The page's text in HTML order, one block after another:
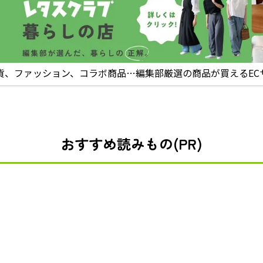
、ファッション、コラボ商品…編集部厳選の商品が買えるEC
おすすめ読みもの(PR)